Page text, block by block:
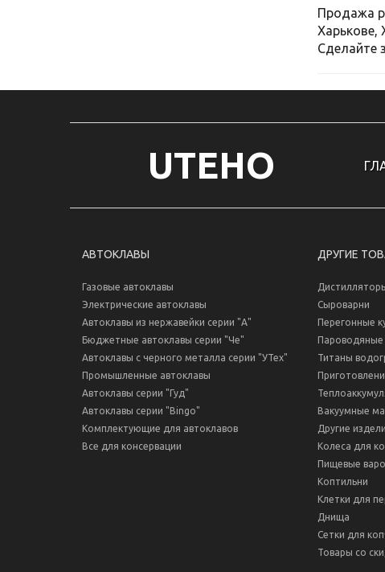
Продажа
Харькове,
Сделайте
UTEHO
АВТОКЛАВЫ
Газовые автоклавы
Электрические автоклавы
Автоклавы из нержавейки серии "А"
Бюджетные автоклавы серии "Че"
Автоклавы с черного металла серии "УТех"
Промышленные автоклавы
Автоклавы серии "Гуд"
Автоклавы серии "Bingo"
Комплектующие для автоклавов
Все для консервации
ДРУГИЕ
Сыроварни
Перегонные
Титаны
Вакуумные
Другие
Колеса для
Пищевые
Коптильни
Клетки для
Днища
Сетки для
Товары со